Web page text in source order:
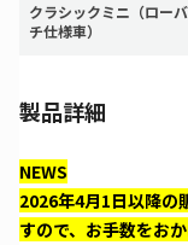
クラシックミニ（ロー
チ仕様車）
製品詳細
NEWS
2026年4月1日以降の
すので、お手数をお